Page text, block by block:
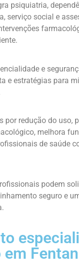
psiquiatria,
serviço social e
e
e estratégias para
por redução do uso,
melhora
de saúde
podem
seguro e